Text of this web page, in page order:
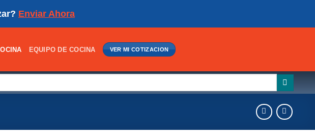
Enviar Ahora
EQUIPO DE COCINA VER MI COTIZACION